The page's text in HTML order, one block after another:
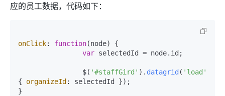
应的员工数据，代码如下：
onClick: function(node) {
var selectedId = node. id ;
		$(
'#staffGird' ). datagrid ( 'load'
{ organizeId : selectedId });
}